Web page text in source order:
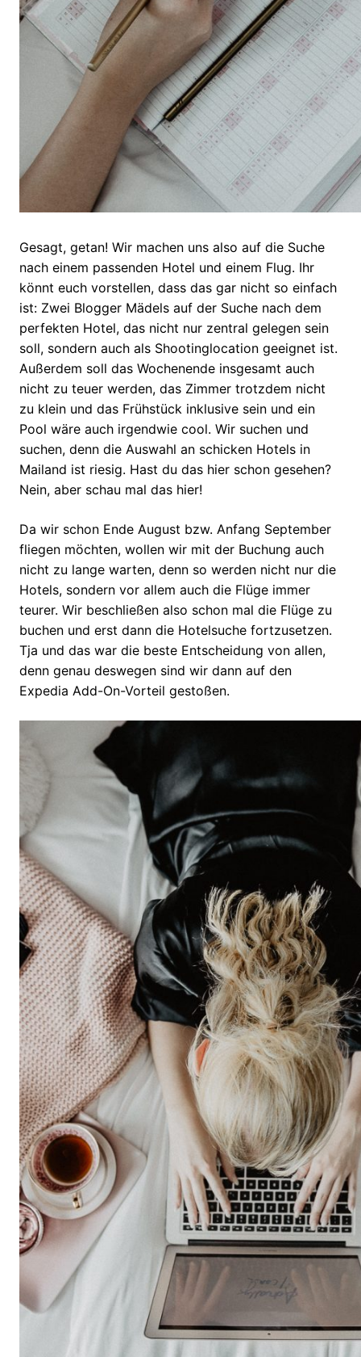
Gesagt, getan! Wir machen uns also auf die Suche
nach einem passenden Hotel und einem Flug. Ihr
könnt euch vorstellen, dass das gar nicht so einfach
ist: Zwei Blogger Mädels auf der Suche nach dem
perfekten Hotel, das nicht nur zentral gelegen sein
soll, sondern auch als Shootinglocation geeignet ist.
Außerdem soll das Wochenende insgesamt auch
nicht zu teuer werden, das Zimmer trotzdem nicht
zu klein und das Frühstück inklusive sein und ein
Pool wäre auch irgendwie cool. Wir suchen und
suchen, denn die Auswahl an schicken Hotels in
Mailand ist riesig. Hast du das hier schon gesehen?
Nein, aber schau mal das hier!
Da wir schon Ende August bzw. Anfang September
fliegen möchten, wollen wir mit der Buchung auch
nicht zu lange warten, denn so werden nicht nur die
Hotels, sondern vor allem auch die Flüge immer
teurer. Wir beschließen also schon mal die Flüge zu
buchen und erst dann die Hotelsuche fortzusetzen.
Tja und das war die beste Entscheidung von allen,
denn genau deswegen sind wir dann auf den
Expedia Add-On-Vorteil gestoßen.